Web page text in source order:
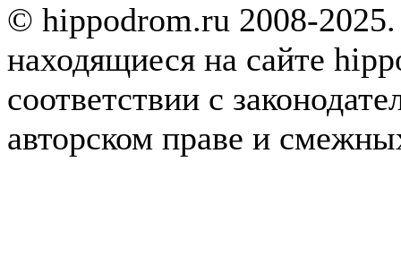
© hippodrom.ru 2008-
находящиеся на сайте
соответствии с
авторском праве и